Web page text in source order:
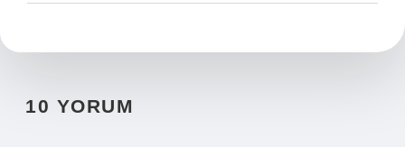
10 YORUM